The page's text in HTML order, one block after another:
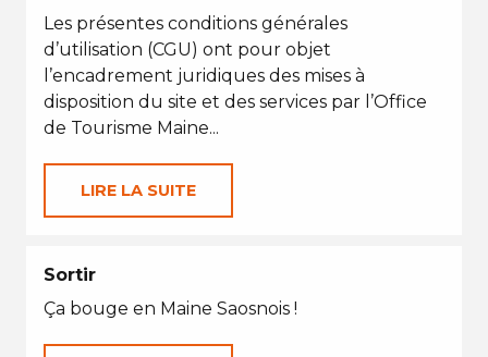
Les présentes conditions générales
d’utilisation (CGU) ont pour objet
l’encadrement juridiques des mises à
disposition du site et des services par l’Office
de Tourisme Maine...
LIRE LA SUITE
Sortir
Ça bouge en Maine Saosnois !